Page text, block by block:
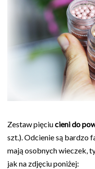
Zestaw pięciucieni do
szt.). Odcienie są bardzo
mają osobnych wieczek,
jak na zdjęciu poniżej: